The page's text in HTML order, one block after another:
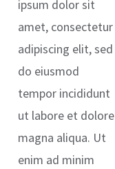
ipsum dolor sit
amet, consectetur
adipiscing elit, sed
do eiusmod
tempor incididunt
ut labore et dolore
magna aliqua. Ut
enim ad minim